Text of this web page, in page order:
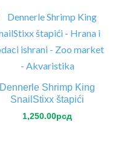
Dennerle Shrimp King
SnailStixx štapići
1,250.00рсд